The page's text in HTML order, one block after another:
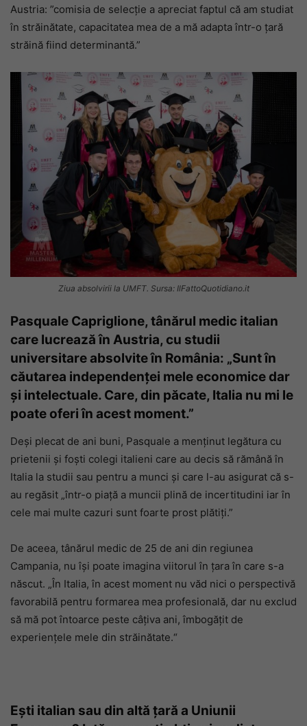
Austria: ”comisia de selecție a apreciat faptul că am studiat
în străinătate, capacitatea mea de a mă adapta într-o țară
străină fiind determinantă.”
Ziua absolvirii la UMFT. Sursa: IlFattoQuotidiano.it
Pasquale Capriglione, tânărul medic italian
care lucrează în Austria, cu studii
universitare absolvite în România: „Sunt în
căutarea independenței mele economice dar
și intelectuale. Care, din păcate, Italia nu mi le
poate oferi în acest moment.”
Deși plecat de ani buni, Pasquale a menținut legătura cu
prietenii și foști colegi italieni care au decis să rămână în
Italia la studii sau pentru a munci și care l-au asigurat că s-
au regăsit „într-o piață a muncii plină de incertitudini iar în
cele mai multe cazuri sunt foarte prost plătiți.”
De aceea, tânărul medic de 25 de ani din regiunea
Campania, nu își poate imagina viitorul în țara în care s-a
născut. „În Italia, în acest moment nu văd nici o perspectivă
favorabilă pentru formarea mea profesională, dar nu exclud
să mă pot întoarce peste câțiva ani, îmbogățit de
experiențele mele din străinătate.“
Ești italian sau din altă țară a Uniunii